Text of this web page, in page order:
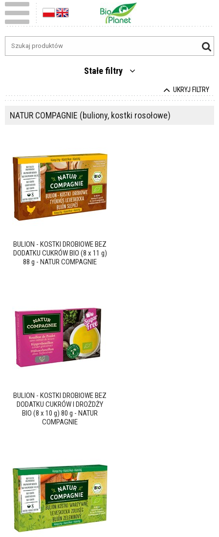
Stałe filtry
UKRYJ FILTRY
NATUR COMPAGNIE (buliony, kostki rosołowe)
BULION - KOSTKI DROBIOWE BEZ
DODATKU CUKRÓW BIO (8 x 11 g)
88 g - NATUR COMPAGNIE
BULION - KOSTKI DROBIOWE BEZ
DODATKU CUKRÓW I DROŻDŻY
BIO (8 x 10 g) 80 g - NATUR
COMPAGNIE